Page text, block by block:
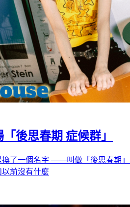
後思春期 症候群」
換了一個名字 ——叫做「後思春期
前沒有什麼